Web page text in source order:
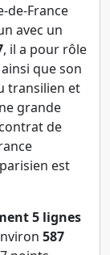
de-France
avec un
, il a pour rôle
que son
transilien et
grande
de
est
5 lignes
587